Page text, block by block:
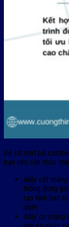
Để có một bộ
bạn nên cân nhắc
Máy cắt
thống đóng
tạo hình bao
nhiệt.
Máy co màng